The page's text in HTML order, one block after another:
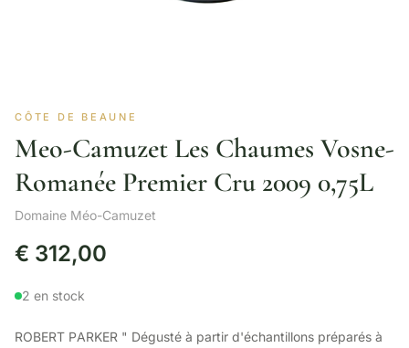
CÔTE DE BEAUNE
Meo-Camuzet Les Chaumes Vosne-
Romanée Premier Cru 2009 0,75L
Domaine Méo-Camuzet
€ 312,00
2 en stock
ROBERT PARKER " Dégusté à partir d'échantillons préparés à